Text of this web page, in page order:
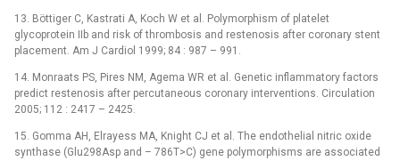
13. Böttiger C, Kastrati A, Koch W et al. Polymorphism of platelet
glycoprotein IIb and risk of thrombosis and restenosis after coronary stent
placement. Am J Cardiol 1999; 84 : 987 –⁠ 991.
14. Monraats PS, Pires NM, Agema WR et al. Genetic inflammatory factors
predict restenosis after percutaneous coronary interventions. Circulation
2005; 112 : 2417 –⁠ 2425.
15. Gomma AH, Elrayess MA, Knight CJ et al. The endothelial nitric oxide
synthase (Glu298Asp and –⁠ 786T>C) gene polymorphisms are associated